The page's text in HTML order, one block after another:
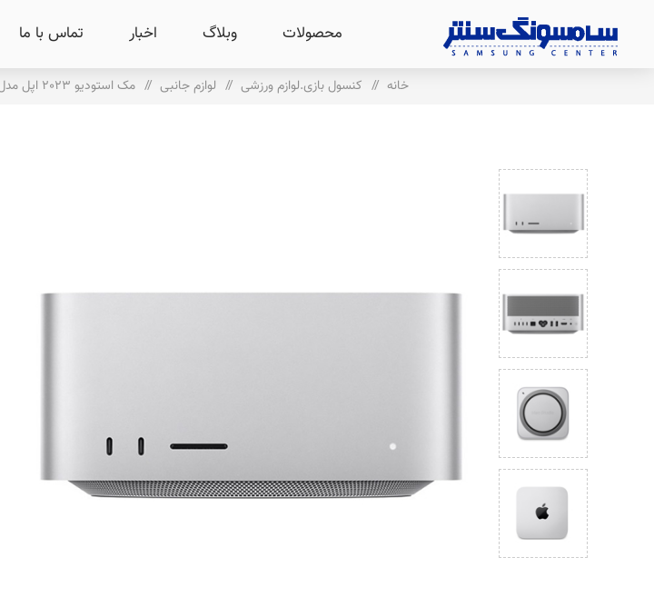
محصولات وبلاگ اخبار تماس با ما
خانه / کنسول بازی.لوازم ورزشی / لوازم جانبی / مک استودیو 2023 اپل مدل M2 Max 30-Core GPU ظرفیت 512 ترابایت و رم 32 گیگابایت